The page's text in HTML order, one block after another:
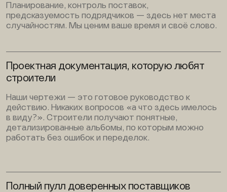
Планирование, контроль поставок,
предсказуемость подрядчиков — здесь нет места
случайностям. Мы ценим ваше время и своё слово.
Проектная документация, которую любят
строители
Наши чертежи — это готовое руководство к
действию. Никаких вопросов «а что здесь имелось
в виду?». Строители получают понятные,
детализированные альбомы, по которым можно
работать без ошибок и переделок.
Полный пулл доверенных поставщиков